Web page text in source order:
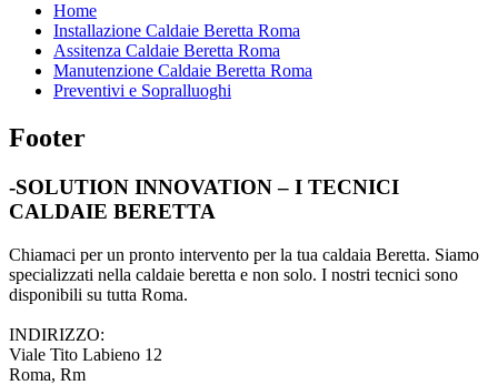
Home
Installazione Caldaie Beretta Roma
Assitenza Caldaie Beretta Roma
Manutenzione Caldaie Beretta Roma
Preventivi e Sopralluoghi
Footer
-SOLUTION INNOVATION – I TECNICI
CALDAIE BERETTA
Chiamaci per un pronto intervento per la tua caldaia Beretta. Siamo
specializzati nella caldaie beretta e non solo. I nostri tecnici sono
disponibili su tutta Roma.
INDIRIZZO:
Viale Tito Labieno 12
Roma, Rm